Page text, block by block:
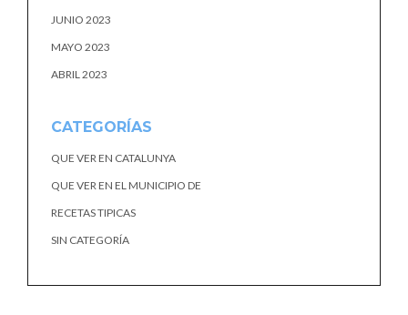
JUNIO 2023
MAYO 2023
ABRIL 2023
CATEGORÍAS
QUE VER EN CATALUNYA
QUE VER EN EL MUNICIPIO DE
RECETAS TIPICAS
SIN CATEGORÍA